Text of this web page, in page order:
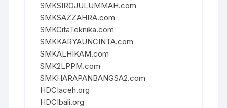
SMKSIROJULUMMAH.com
SMKSAZZAHRA.com
SMKCitaTeknika.com
SMKKARYAUNCINTA.com
SMKALHIKAM.com
SMK2LPPM.com
SMKHARAPANBANGSA2.com
HDCIaceh.org
HDCIbali.org